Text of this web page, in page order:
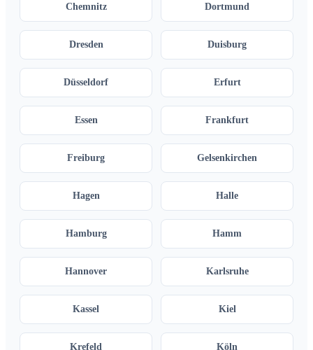
Chemnitz Dortmund
Dresden Duisburg
Düsseldorf Erfurt
Essen Frankfurt
Freiburg Gelsenkirchen
Hagen Halle
Hamburg Hamm
Hannover Karlsruhe
Kassel Kiel
Krefeld Köln